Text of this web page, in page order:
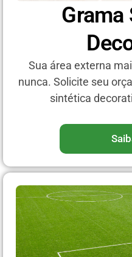
Grama
Sua área externa
nunca. Solicite seu
sintética